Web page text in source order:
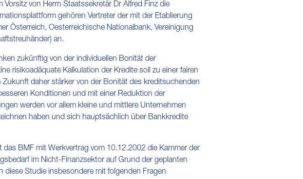
von Herrn Staatssekretär Dr Alfred Finz die
gehören Vertreter der mit der Etablierung
Österreich, Oesterreichische Nationalbank, Vereinigung
an.
zukünftig von der individuellen Bonität der
risikoadäquate Kalkulation der Kredite soll zu einer fairen
daher stärker von der Bonität des kreditsuchenden
Konditionen und mit einer Reduktion der
werden vor allem kleine und mittlere Unternehmen
haben und sich hauptsächlich über Bankkredite
BMF mit Werkvertrag vom 10.12.2002 die Kammer der
im Nicht-Finanzsektor auf Grund der geplanten
diese Studie insbesondere mit folgenden Fragen